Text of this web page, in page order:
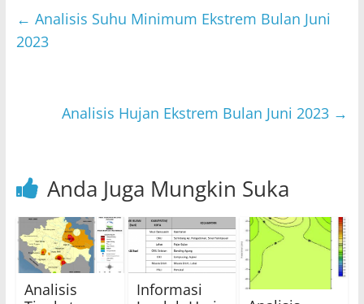
s er e
k
l
← Analisis Suhu Minimum Ekstrem Bulan Juni
2023
Analisis Hujan Ekstrem Bulan Juni 2023 →
Anda Juga Mungkin Suka
Analisis
Informasi